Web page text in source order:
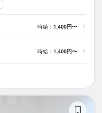
時給： 1,400円〜
時給： 1,400円〜